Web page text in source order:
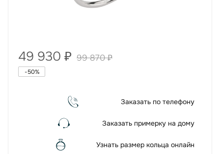
49 930 ₽ 99 870₽
-50%
Заказать по телефону
Заказать примерку на дому
Узнать размер кольца онлайн